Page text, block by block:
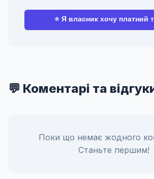
⭐ Я власник хочу платний
💬 Коментарі та
Поки що немає жодного
Станьте першим!